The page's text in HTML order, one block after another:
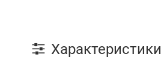
Характеристики